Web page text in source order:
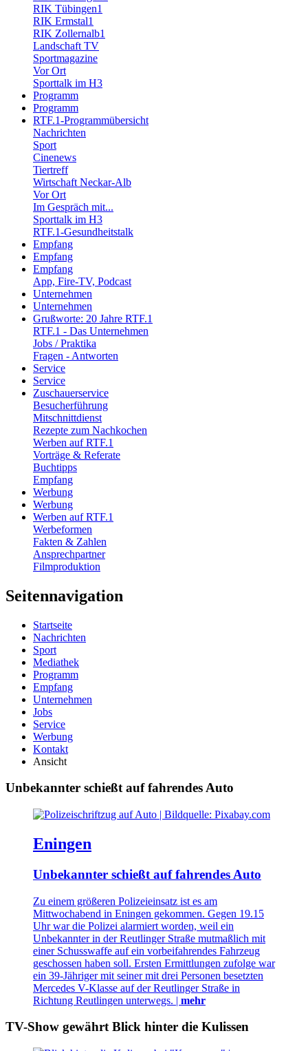
RIK Tübingen1
RIK Ermstal1
RIK Zollernalb1
Landschaft TV
Sportmagazine
Vor Ort
Sporttalk im H3
Programm
Programm
RTF.1-Programmübersicht
Nachrichten
Sport
Cinenews
Tiertreff
Wirtschaft Neckar-Alb
Vor Ort
Im Gespräch mit...
Sporttalk im H3
RTF.1-Gesundheitstalk
Empfang
Empfang
Empfang
App, Fire-TV, Podcast
Unternehmen
Unternehmen
Grußworte: 20 Jahre RTF.1
RTF.1 - Das Unternehmen
Jobs / Praktika
Fragen - Antworten
Service
Service
Zuschauerservice
Besucherführung
Mitschnittdienst
Rezepte zum Nachkochen
Werben auf RTF.1
Vorträge & Referate
Buchtipps
Empfang
Werbung
Werbung
Werben auf RTF.1
Werbeformen
Fakten & Zahlen
Ansprechpartner
Filmproduktion
Seitennavigation
Startseite
Nachrichten
Sport
Mediathek
Programm
Empfang
Unternehmen
Jobs
Service
Werbung
Kontakt
Ansicht
Unbekannter schießt auf fahrendes Auto
Eningen
Unbekannter schießt auf fahrendes Auto
Zu einem größeren Polizeieinsatz ist es am
Mittwochabend in Eningen gekommen. Gegen 19.15
Uhr war die Polizei alarmiert worden, weil ein
Unbekannter in der Reutlinger Straße mutmaßlich mit
einer Schusswaffe auf ein vorbeifahrendes Fahrzeug
geschossen haben soll. Ersten Ermittlungen zufolge war
ein 39-Jähriger mit seiner mit drei Personen besetzten
Mercedes V-Klasse auf der Reutlinger Straße in
Richtung Reutlingen unterwegs. | mehr
TV-Show gewährt Blick hinter die Kulissen